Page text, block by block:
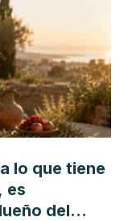
2018). ÓXIDO.
2018). MANCHA.
lo que tiene
es
del